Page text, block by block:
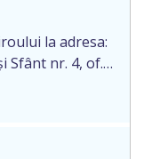
la adresa:
Sfânt nr. 4, of.
EUGENIU,
12.01.2026